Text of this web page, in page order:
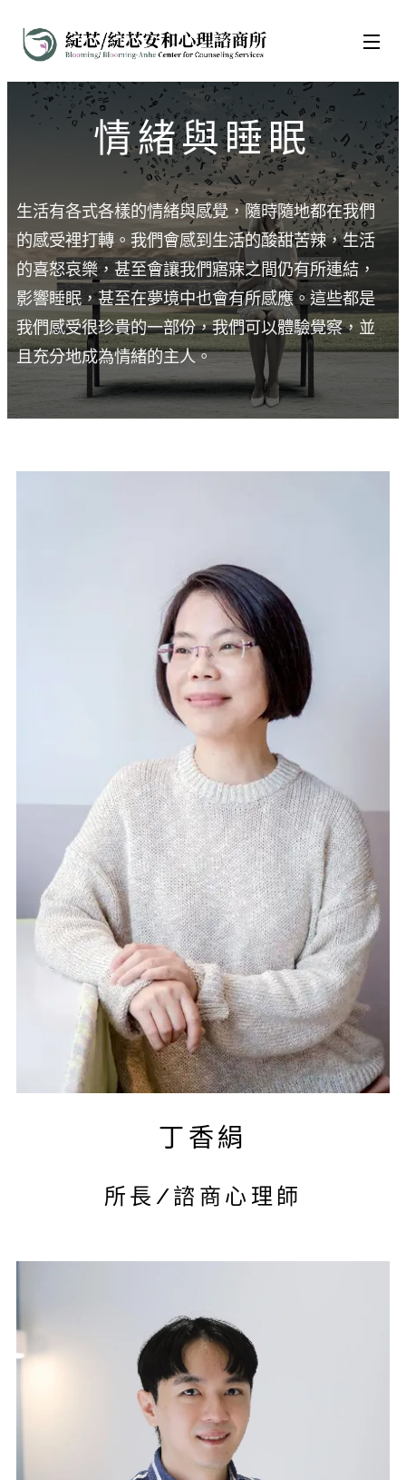
情緒與睡眠
生活有各式各樣的情緒與感覺，隨時隨地都在我們
的感受裡打轉。我們會感到生活的酸甜苦辣，生活
的喜怒哀樂，甚至會讓我們寤寐之間仍有所連結，
影響睡眠，甚至在夢境中也會有所感應。這些都是
我們感受很珍貴的一部份，我們可以體驗覺察，並
且充分地成為情緒的主人。
丁香絹
所長/諮商心理師